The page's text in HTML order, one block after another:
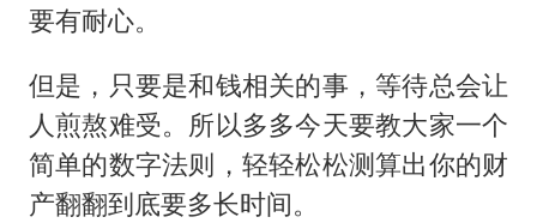
OpenAI为免费用户升级GPT-5.6 Luna
粉笔发布“自曝式”公开信
要有耐心。
但是，只要是和钱相关的事，等待总会让
人煎熬难受。所以多多今天要教大家一个
简单的数字法则，轻轻松松测算出你的财
产翻翻到底要多长时间。